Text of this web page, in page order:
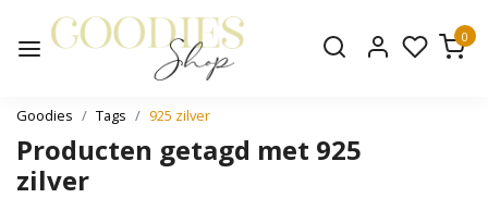
0
Goodies Tags 925 zilver
Producten getagd met 925
zilver